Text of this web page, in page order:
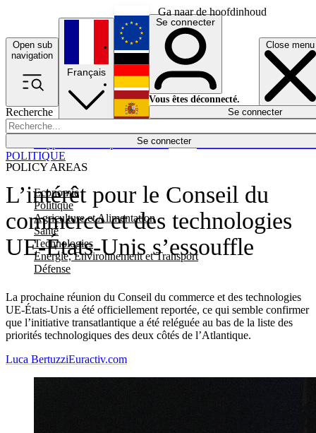
Ga naar de hoofdinhoud
Open sub
navigation
Close menu
Recherche
Se connecter
POLICY AREAS
Economie
Politique
Agriculture et Alimentation
Santé
Technologies
Energie, Environnement et Transport
Défense
Économie
Français
English
Deutsch
Español
Se connecter
Vous êtes déconnecté.
Se connecter
L’intérêt pour le Conseil du
commerce et des technologies
UE-États-Unis s’essouffle
La prochaine réunion du Conseil du commerce et des technologies
UE-États-Unis a été officiellement reportée, ce qui semble confirmer
que l’initiative transatlantique a été reléguée au bas de la liste des
priorités technologiques des deux côtés de l’Atlantique.
POLITIQUE
Luca BertuzziEuractiv.com